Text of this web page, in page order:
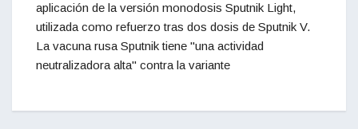
aplicación de la versión monodosis Sputnik Light,
utilizada como refuerzo tras dos dosis de Sputnik V.
La vacuna rusa Sputnik tiene "una actividad
neutralizadora alta" contra la variante